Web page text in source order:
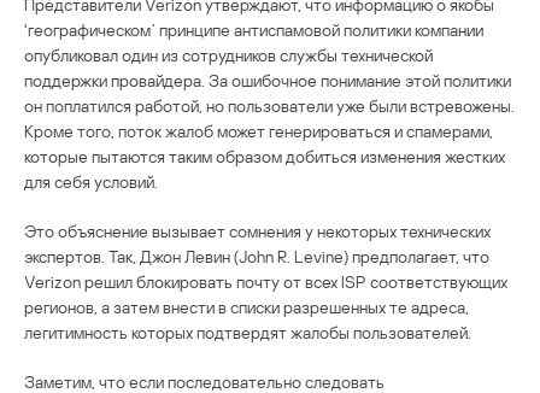
‘географическом’ принципе антиспамовой политики компании
опубликовал один из сотрудников службы технической
поддержки провайдера. За ошибочное понимание этой политики
он поплатился работой, но пользователи уже были встревожены.
Кроме того, поток жалоб может генерироваться и спамерами,
которые пытаются таким образом добиться изменения жестких
для себя условий.
Это объяснение вызывает сомнения у некоторых технических
экспертов. Так, Джон Левин (John R. Levine) предполагает, что
Verizon решил блокировать почту от всех ISP соответствующих
регионов, а затем внести в списки разрешенных те адреса,
легитимность которых подтвердят жалобы пользователей.
Заметим, что если последовательно следовать